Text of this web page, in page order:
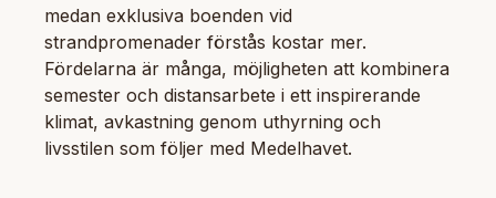
medan exklusiva boenden vid
strandpromenader förstås kostar mer.
Fördelarna är många, möjligheten att kombinera
semester och distansarbete i ett inspirerande
klimat, avkastning genom uthyrning och
livsstilen som följer med Medelhavet.